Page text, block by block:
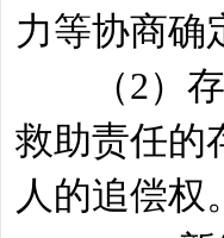
力等协商确
（2）存
救助责任的
人的追偿权。